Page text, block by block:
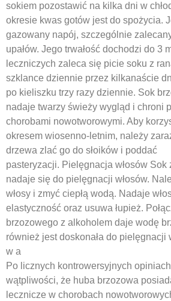
sokiem pozostawić na kilka dni w
okresie kwas gotów jest do spożycia.
gazowany napój, szczególnie
upałów. Jego trwałość dochodzi do 3
leczniczych zaleca się picie soku z
szklance dziennie przez kilkanaście
po kieliszku trzy razy dziennie. Sok
nadaje twarzy świeży wygląd i chroni
chorobami nowotworowymi. Aby
okresem wiosenno-letnim, należy
drzewa zlać go do słoików i poddać
pasteryzacji. Pielęgnacja włosów Sok
nadaje się do pielęgnacji włosów.
włosy i zmyć ciepłą wodą. Nadaje
elastyczność oraz usuwa łupież.
brzozowego z alkoholem daje wodę
również jest doskonała do pielęgnacji
w a
Po licznych kontrowersyjnych
wątpliwości, że huba brzozowa
lecznicze w chorobach